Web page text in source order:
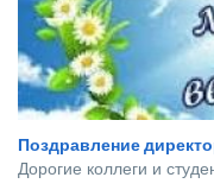
Поздравление
Дорогие коллеги и